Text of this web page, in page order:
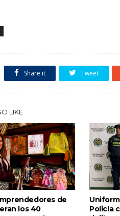
Share it Tweet
LIKE
de
los 40
Policía